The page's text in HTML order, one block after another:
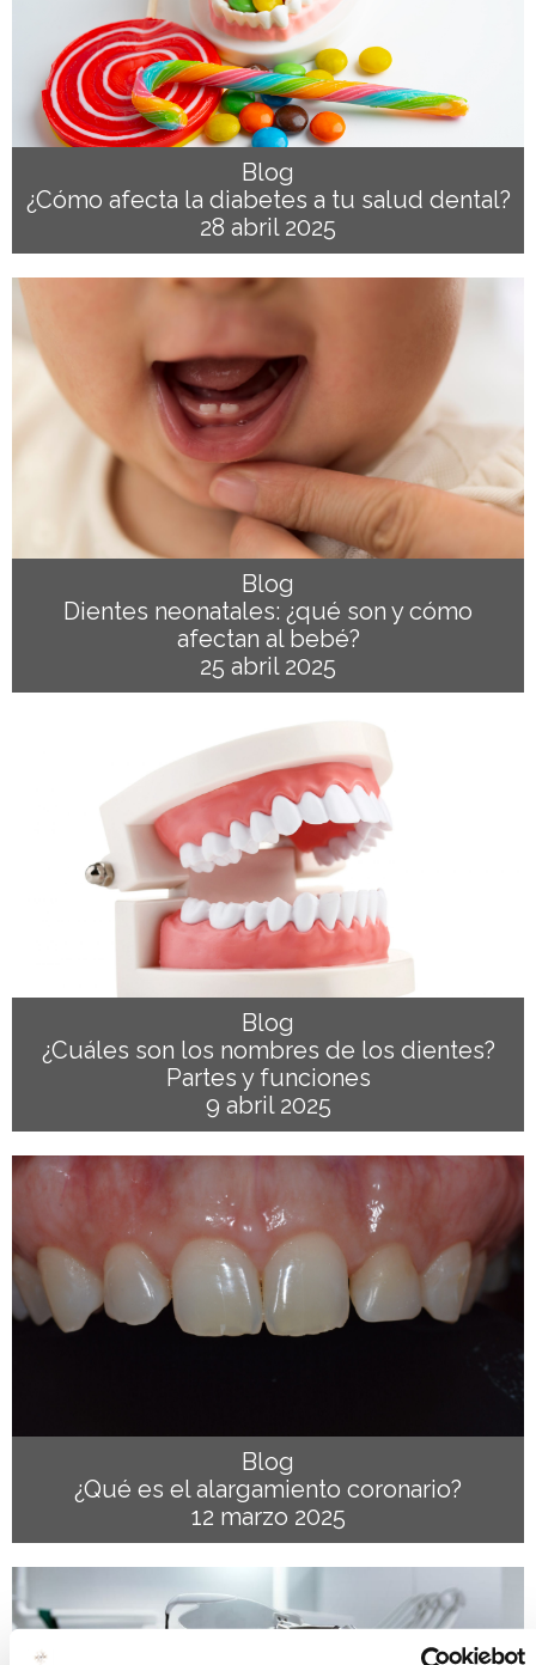
Blog
¿Cómo afecta la diabetes a tu salud dental?
28 abril 2025
Blog
Dientes neonatales: ¿qué son y cómo
afectan al bebé?
25 abril 2025
Blog
¿Cuáles son los nombres de los dientes?
Partes y funciones
9 abril 2025
Blog
¿Qué es el alargamiento coronario?
12 marzo 2025